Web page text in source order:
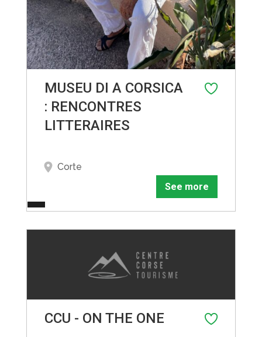
MUSEU DI A CORSICA
: RENCONTRES
LITTERAIRES
Corte
See more
CCU - ON THE ONE